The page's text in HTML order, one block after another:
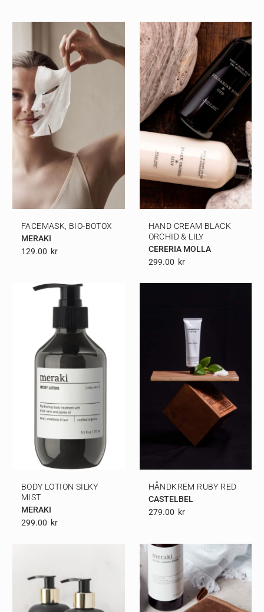
FACEMASK, BIO-BOTOX
MERAKI
129.00 Kr
HAND CREAM BLACK
ORCHID & LILY
CERERIA MOLLA
299.00 Kr
BODY LOTION SILKY
MIST
MERAKI
299.00 Kr
HÅNDKREM RUBY RED
CASTELBEL
279.00 Kr